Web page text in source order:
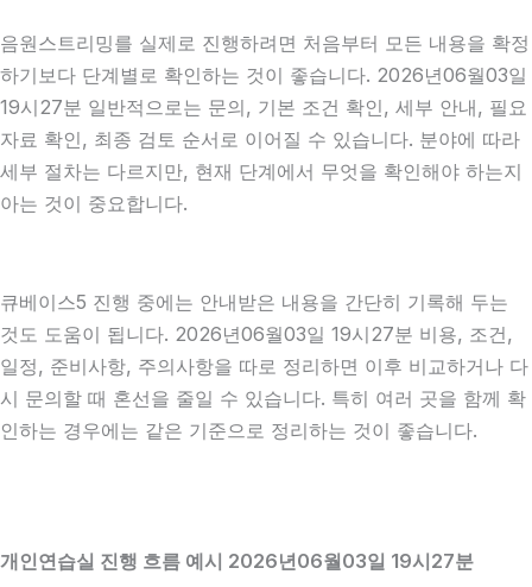
음원스트리밍를 실제로 진행하려면 처음부터 모든 내용을 확정
하기보다 단계별로 확인하는 것이 좋습니다. 2026년06월03일
19시27분 일반적으로는 문의, 기본 조건 확인, 세부 안내, 필요
자료 확인, 최종 검토 순서로 이어질 수 있습니다. 분야에 따라
세부 절차는 다르지만, 현재 단계에서 무엇을 확인해야 하는지
아는 것이 중요합니다.
큐베이스5 진행 중에는 안내받은 내용을 간단히 기록해 두는
것도 도움이 됩니다. 2026년06월03일 19시27분 비용, 조건,
일정, 준비사항, 주의사항을 따로 정리하면 이후 비교하거나 다
시 문의할 때 혼선을 줄일 수 있습니다. 특히 여러 곳을 함께 확
인하는 경우에는 같은 기준으로 정리하는 것이 좋습니다.
개인연습실 진행 흐름 예시 2026년06월03일 19시27분